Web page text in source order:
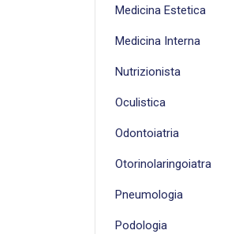
Medicina Estetica
Medicina Interna
Nutrizionista
Oculistica
Odontoiatria
Otorinolaringoiatra
Pneumologia
Podologia